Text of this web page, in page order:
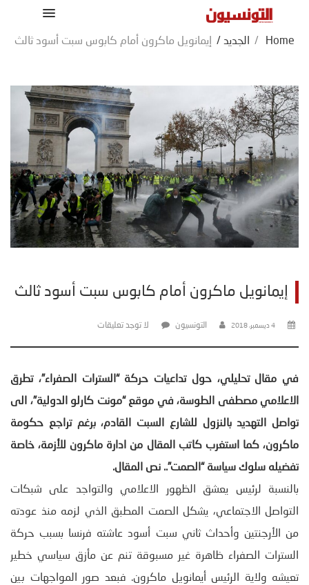
Home
/ الجديد / إيمانويل ماكرون أمام كابوس سبت أسود ثالث
إيمانويل ماكرون أمام كابوس سبت أسود ثالث
4 ديسمبر، 2018 التونسيون لا توجد تعليقات
في مقال تحليلي، حول تداعيات حركة “السترات الصفراء”، تطرق
الاعلامي مصطفى الطوسة، في موقع “مونت كارلو الدولية”، الى
تواصل التهديد بالنزول للشارع السبت القادم، برغم تراجع حكومة
ماكرون، كما استغرب كاتب المقال من ادارة ماكرون للأزمة، خاصة
تفضيله سلوك سياسة “الصمت”.. نص المقال.
بالنسبة لرئيس يعشق الظهور الاعلامي والتواجد على شبكات
التواصل الاجتماعي، يشكل الصمت المطبق الذي لزمه منذ عودته
من الأرجنتين وأحداث ثاني سبت أسود عاشته فرنسا بسبب حركة
السترات الصفراء ظاهرة غير مسبوقة تنم عن مأزق سياسي خطير
تعيشه ولاية الرئيس أيمانويل ماكرون. فبعد صور المواجهات بين